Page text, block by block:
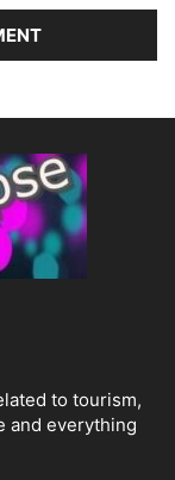
to tourism,
and everything